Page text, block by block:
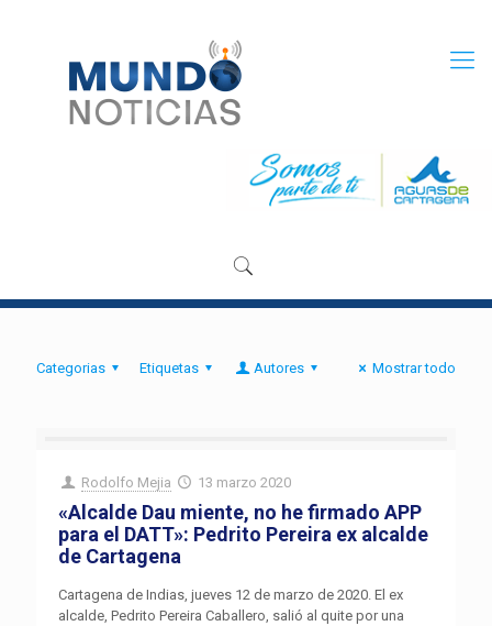
Categorias Etiquetas Autores Mostrar todo
Rodolfo Mejia 13 marzo 2020
«Alcalde Dau miente, no he firmado APP
para el DATT»: Pedrito Pereira ex alcalde
de Cartagena
Cartagena de Indias, jueves 12 de marzo de 2020. El ex
alcalde, Pedrito Pereira Caballero, salió al quite por una